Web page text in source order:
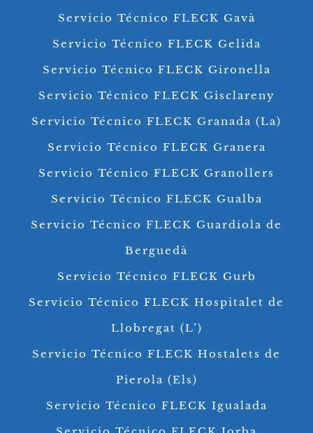
Servicio Técnico FLECK Gavà
Servicio Técnico FLECK Gelida
Servicio Técnico FLECK Gironella
Servicio Técnico FLECK Gisclareny
Servicio Técnico FLECK Granada (La)
Servicio Técnico FLECK Granera
Servicio Técnico FLECK Granollers
Servicio Técnico FLECK Gualba
Servicio Técnico FLECK Guardiola de
Berguedà
Servicio Técnico FLECK Gurb
Servicio Técnico FLECK Hospitalet de
Llobregat (L’)
Servicio Técnico FLECK Hostalets de
Pierola (Els)
Servicio Técnico FLECK Igualada